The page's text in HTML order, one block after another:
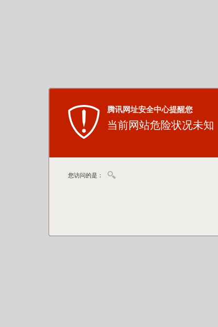
腾讯网址安全中心提醒您
当前网站危险状况未知
您访问的是：